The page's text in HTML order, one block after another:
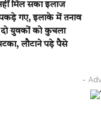
मिल सका इलाज
गए, इलाके में तनाव
युवकों को कुचला
लौटाने पड़े पैसे
-